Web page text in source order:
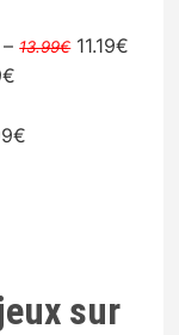
–13.99€11.19€
sur